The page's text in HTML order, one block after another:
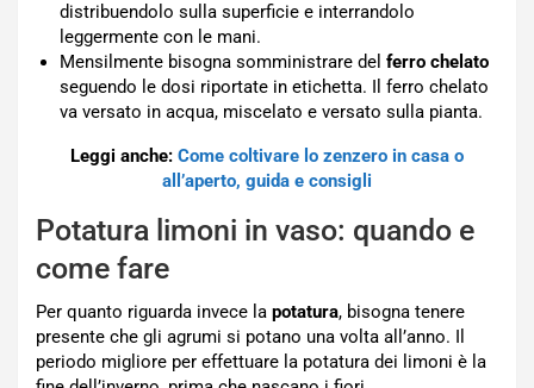
distribuendolo sulla superficie e interrandolo
leggermente con le mani.
Mensilmente bisogna somministrare del ferro chelato
seguendo le dosi riportate in etichetta. Il ferro chelato
va versato in acqua, miscelato e versato sulla pianta.
Leggi anche: Come coltivare lo zenzero in casa o
all’aperto, guida e consigli
Potatura limoni in vaso: quando e
come fare
Per quanto riguarda invece la potatura, bisogna tenere
presente che gli agrumi si potano una volta all’anno. Il
periodo migliore per effettuare la potatura dei limoni è la